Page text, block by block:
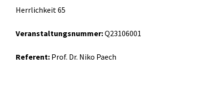
Herrlichkeit 65
Veranstaltungsnummer:Q23106001
Referent: Prof. Dr. Niko Paech